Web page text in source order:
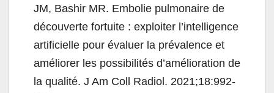
JM, Bashir MR. Embolie pulmonaire de
découverte fortuite : exploiter l’intelligence
artificielle pour évaluer la prévalence et
améliorer les possibilités d’amélioration de
la qualité. J Am Coll Radiol. 2021;18:992-